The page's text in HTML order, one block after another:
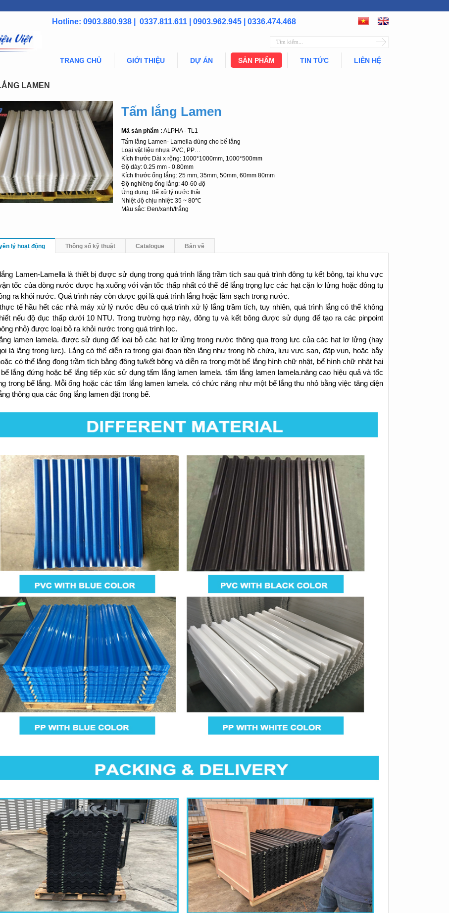
Hotline: 0903.880.938 | 0337.811.611 | 0903.962.945 | 0336.474.468
TRANG CHỦ GIỚI THIỆU DỰ ÁN SẢN PHẨM TIN TỨC LIÊN HỆ
LAMEN
Tấm lắng Lamen
Mã sản phẩm : ALPHA - TL1
Tấm lắng Lamen- Lamella dùng cho bể lắng
Loại vật liệu nhựa PVC, PP…
Kích thước Dài x rộng: 1000*1000mm, 1000*500mm
Độ dày: 0.25 mm - 0.80mm
Kích thước ống lắng: 25 mm, 35mm, 50mm, 60mm 80mm
Độ nghiêng ống lắng: 40-60 độ
Ứng dụng: Bể xử lý nước thải
Nhiệt độ chịu nhiệt: 35 ~ 80℃
Màu sắc: Đen/xanh/trắng
lý hoạt động Thông số kỹ thuật Catalogue Bản vẽ
Lamen-Lamellalà thiết bị được sử dụng trong quá trình lắng trầm tích sau quá trình đông tụ kết bông, tại khu vực
tốc của dòng nước được hạ xuống với vận tốc thấp nhất có thể để lắng trọng lực các hạt cặn lơ lửng hoặc đông tụ
ra khỏi nước. Quá trình này còn được gọi là quá trình lắng hoặc làm sạch trong nước.
tế hầu hết các nhà máy xử lý nước đều có quá trình xử lý lắng trầm tích, tuy nhiên, quá trình lắng có thể không
nếu độ đục thấp dưới 10 NTU. Trong trường hợp này, đông tụ và kết bông được sử dụng để tạo ra các pinpoint
nhỏ) được loại bỏ ra khỏi nước trong quá trình lọc.
lamen lamela. được sử dụng để loại bỏ các hạt lơ lửng trong nước thông qua trọng lực của các hạt lơ lửng (hay
là lắng trọng lực). Lắng có thể diễn ra trong giai đoạn tiền lắng như trong hồ chứa, lưu vực sạn, đập vụn, hoặc bẫy
có thể lắng đọng trầm tích bằng đông tụ/kết bông và diễn ra trong một bể lắng hình chữ nhật, bể hình chữ nhật hai
lắng đứng hoặc bể lắng tiếp xúc sử dụngtấm lắng lamen lamela. tấm lắng lamen lamela.nâng cao hiệu quả và tốc
trong bể lắng. Mỗi ống hoặc cáctấm lắng lamen lamela. có chức năng như một bể lắng thu nhỏ bằng việc tăng diện
thông qua các ống lắng lamen đặt trong bể.